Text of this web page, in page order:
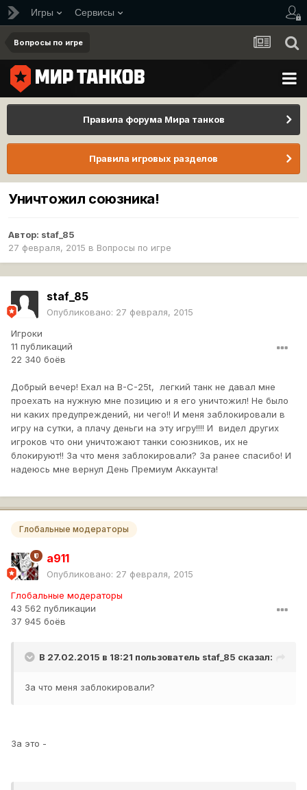
Игры Сервисы
Вопросы по игре
Правила форума Мира танков
Правила игровых разделов
Уничтожил союзника!
Автор: staf_85
27 февраля, 2015 в Вопросы по игре
staf_85
Опубликовано: 27 февраля, 2015
Игроки
11 публикаций
22 340 боёв
Добрый вечер! Ехал на B-C-25t, легкий танк не давал мне
проехать на нужную мне позицию и я его уничтожил! Не было
ни каких предупреждений, ни чего!! И меня заблокировали в
игру на сутки, а плачу деньги на эту игру!!!! И видел других
игроков что они уничтожают танки союзников, их не
блокируют!! За что меня заблокировали? За ранее спасибо! И
надеюсь мне вернул День Премиум Аккаунта!
Глобальные модераторы
a911
Опубликовано: 27 февраля, 2015
Глобальные модераторы
43 562 публикации
37 945 боёв
В 27.02.2015 в 18:21 пользователь staf_85 сказал:
За что меня заблокировали?
За это -